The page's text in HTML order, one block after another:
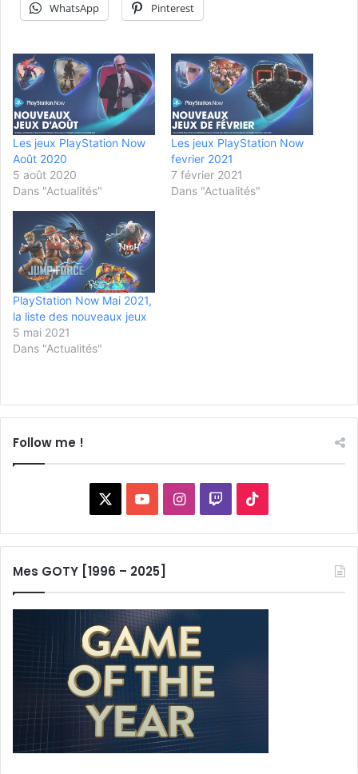
WhatsApp Pinterest
Les jeux PlayStation Now
Août 2020
5 août 2020
Dans "Actualités"
Les jeux PlayStation Now
fevrier 2021
7 février 2021
Dans "Actualités"
PlayStation Now Mai 2021,
la liste des nouveaux jeux
5 mai 2021
Dans "Actualités"
Follow me !
YouTubeInstagram
Twitch
Mes GOTY [1996 – 2025]